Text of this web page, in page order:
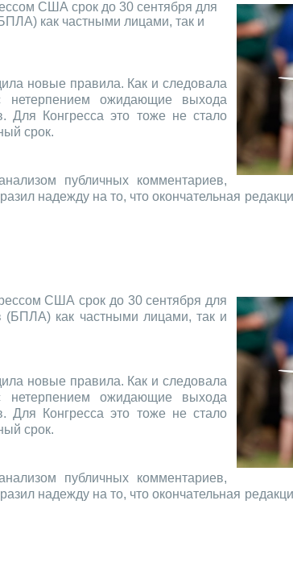
США срок до 30 сентября для
как частными лицами, так и
новые правила. Как и следовала
нетерпением ожидающие выхода
Для Конгресса это тоже не стало
срок.
публичных комментариев,
надежду на то, что окончательная
США срок до 30 сентября для
(БПЛА) как частными лицами, так и
новые правила. Как и следовала
нетерпением ожидающие выхода
Для Конгресса это тоже не стало
срок.
публичных комментариев,
надежду на то, что окончательная